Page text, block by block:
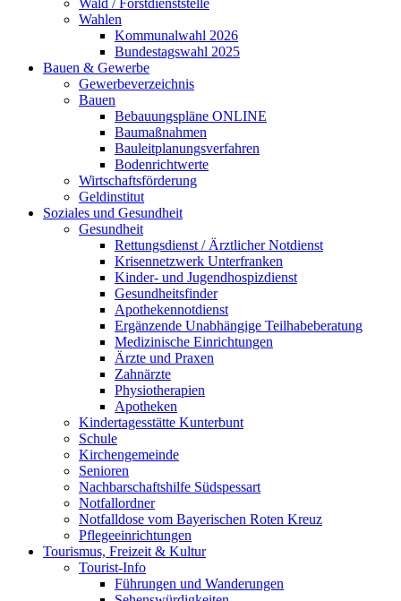
Wald / Forstdienststelle
Wahlen
Kommunalwahl 2026
Bundestagswahl 2025
Bauen & Gewerbe
Gewerbeverzeichnis
Bauen
Bebauungspläne ONLINE
Baumaßnahmen
Bauleitplanungsverfahren
Bodenrichtwerte
Wirtschaftsförderung
Geldinstitut
Soziales und Gesundheit
Gesundheit
Rettungsdienst / Ärztlicher Notdienst
Krisennetzwerk Unterfranken
Kinder- und Jugendhospizdienst
Gesundheitsfinder
Apothekennotdienst
Ergänzende Unabhängige Teilhabeberatung
Medizinische Einrichtungen
Ärzte und Praxen
Zahnärzte
Physiotherapien
Apotheken
Kindertagesstätte Kunterbunt
Schule
Kirchengemeinde
Senioren
Nachbarschaftshilfe Südspessart
Notfallordner
Notfalldose vom Bayerischen Roten Kreuz
Pflegeeinrichtungen
Tourismus, Freizeit & Kultur
Tourist-Info
Führungen und Wanderungen